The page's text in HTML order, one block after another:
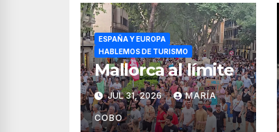
ESPAÑA Y EUROPA
HABLEMOS DE TURISMO
Mallorca al límite
JUL 31, 2026 MARÍA
COBO